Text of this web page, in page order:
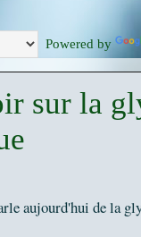
Powered by
sur la
aujourd'hui de la